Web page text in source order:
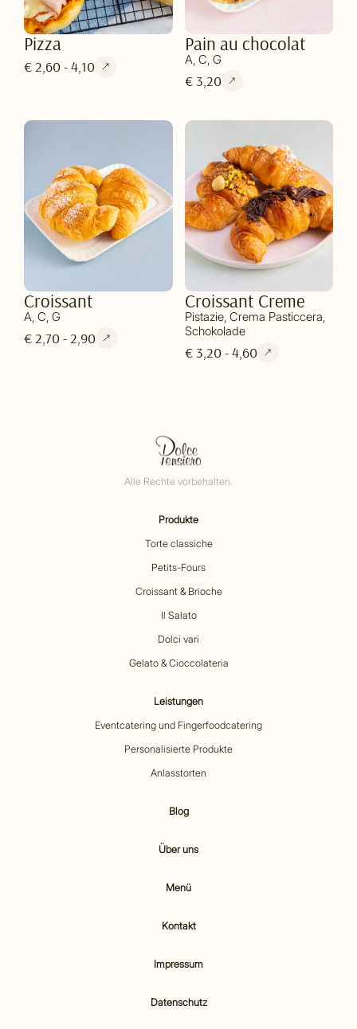
Pizza
€ 2,60 - 4,10
Pain au chocolat
A, C, G
€ 3,20
Croissant
A, C, G
€ 2,70 - 2,90
Croissant Creme
Pistazie, Crema Pasticcera,
Schokolade
€ 3,20 - 4,60
Alle Rechte vorbehalten.
Produkte
Torte classiche
Petits-Fours
Croissant & Brioche
Il Salato
Dolci vari
Gelato & Cioccolateria
Leistungen
Eventcatering und Fingerfoodcatering
Personalisierte Produkte
Anlasstorten
Blog
Über uns
Menü
Kontakt
Impressum
Datenschutz